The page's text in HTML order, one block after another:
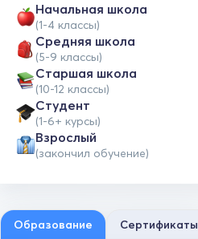
Начальная школа
(1-4 классы)
Средняя школа
(5-9 классы)
Cтаршая школа
(10-12 классы)
Студент
(1-6+ курсы)
Взрослый
(закончил обучение)
Образование Сертификаты